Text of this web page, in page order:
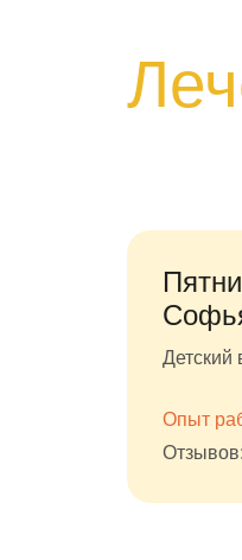
Детский
Опыт